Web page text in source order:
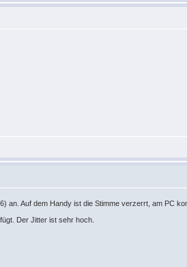
an. Auf dem Handy ist die Stimme verzerrt, am PC
Der Jitter ist sehr hoch.